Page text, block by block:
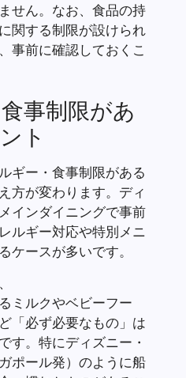
せん。なお、食品の持
関する制限が設けられ
事前に確認しておくこ
事制限があ
ト
ギー・食事制限がある
方が変わります。ディ
インダイニングで事前
ルギー対応や特別メニ
ケースが多いです。
ミルクやベビーフー
「必ず必要なもの」は
す。特にディズニー・
ポール発）のように船